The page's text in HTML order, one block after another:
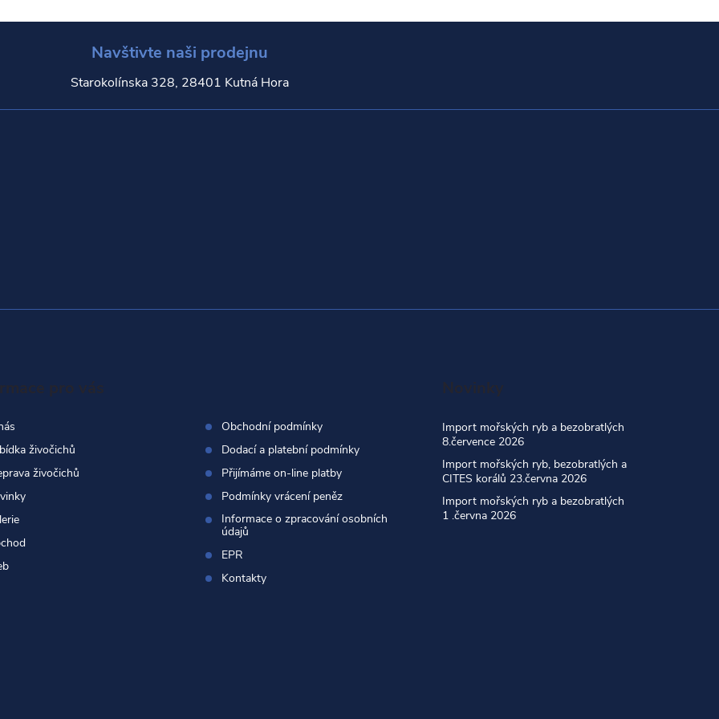
Navštivte naši prodejnu
Starokolínska 328, 28401 Kutná Hora
živočichů
živočichů
Obchodní podmínky
Dodací a platební podmínky
Přijímáme on-line platby
Podmínky vrácení peněz
Informace o zpracování osobních
údajů
EPR
Kontakty
Import mořských ryb a bezobratlých
8.července 2026
Import mořských ryb, bezobratlých a
CITES korálů 23.června 2026
Import mořských ryb a bezobratlých
1 .června 2026